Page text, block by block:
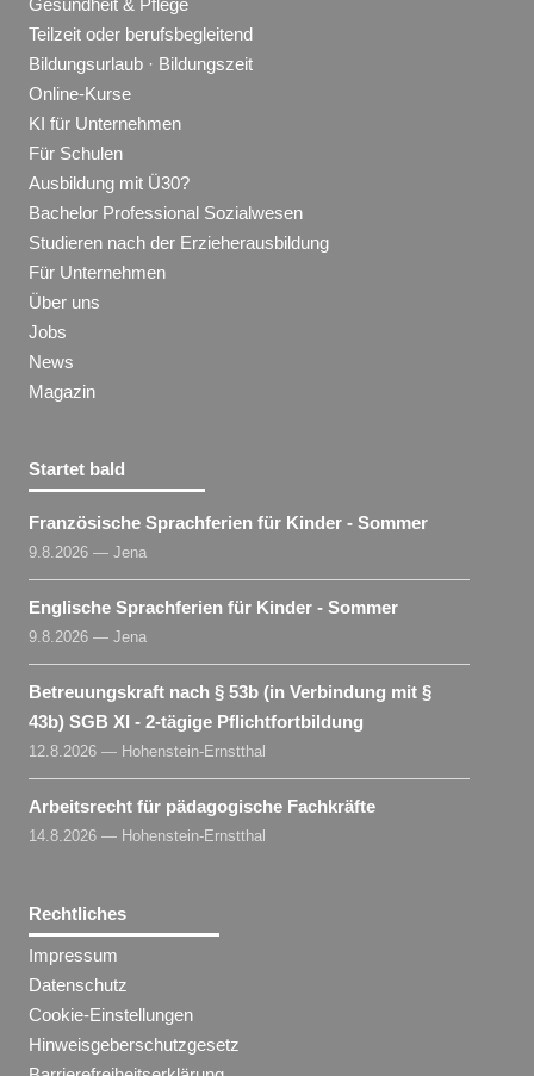
Teilzeit oder berufsbegleitend
Bildungsurlaub · Bildungszeit
Online-Kurse
KI für Unternehmen
Für Schulen
Ausbildung mit Ü30?
Bachelor Professional Sozialwesen
Studieren nach der Erzieherausbildung
Für Unternehmen
Über uns
Jobs
News
Magazin
Startet bald
Französische Sprachferien für Kinder - Sommer
9.8.2026 — Jena
Englische Sprachferien für Kinder - Sommer
9.8.2026 — Jena
Betreuungskraft nach § 53b (in Verbindung mit §
43b) SGB XI - 2-tägige Pflichtfortbildung
12.8.2026 — Hohenstein-Ernstthal
Arbeitsrecht für pädagogische Fachkräfte
14.8.2026 — Hohenstein-Ernstthal
Rechtliches
Impressum
Datenschutz
Cookie-Einstellungen
Hinweisgeberschutzgesetz